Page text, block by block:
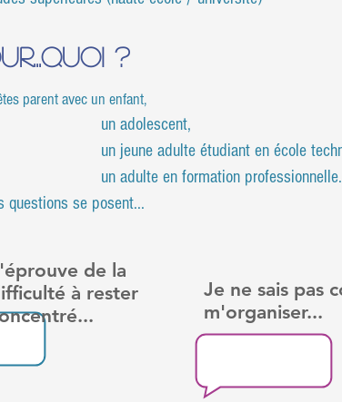
?
parent avec un enfant,
un adolescent,
adulte étudiant en école technique,
adulte en formation
questions se posent...
de la
à rester
Je ne sais pas
m'organiser...